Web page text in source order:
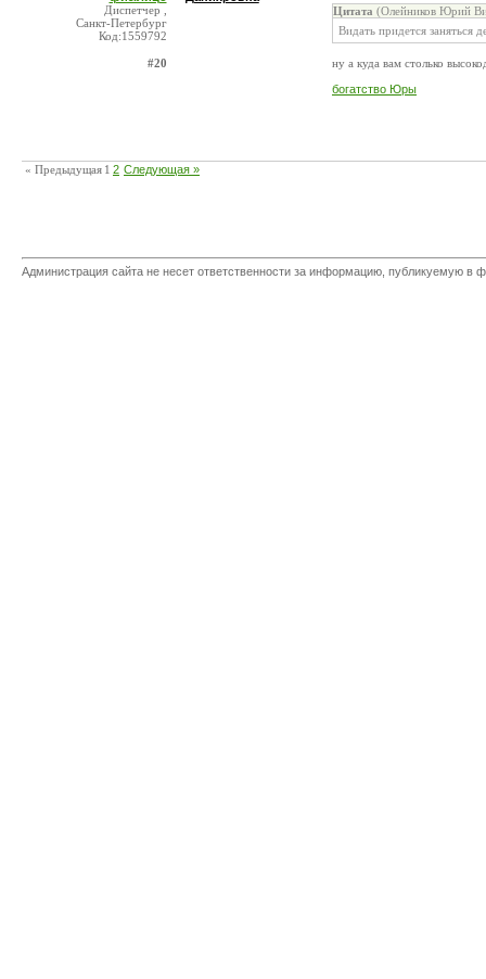
Диспетчер ,
Санкт-Петербург
Код:1559792
#20
Цитата (Олейников Юрий
Видать придется заняться
ну а куда вам столько
богатство Юры
« Предыдущая 1 2 Следующая »
Администрация сайта не несет ответственности за информацию, публикуемую